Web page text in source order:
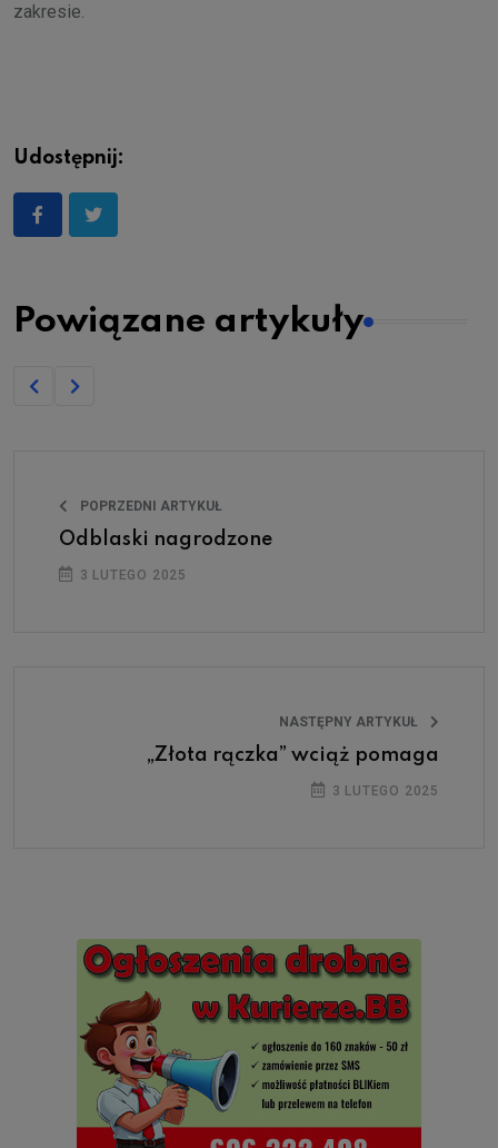
zakresie.
Udostępnij:
Powiązane artykuły
POPRZEDNI ARTYKUŁ
Odblaski nagrodzone
3 LUTEGO 2025
NASTĘPNY ARTYKUŁ
„Złota rączka” wciąż pomaga
3 LUTEGO 2025